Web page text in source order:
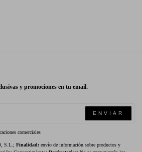
y promociones en tu email.
ENVIAR
comerciales
S.L.; Finalidad: envío de información sobre productos y